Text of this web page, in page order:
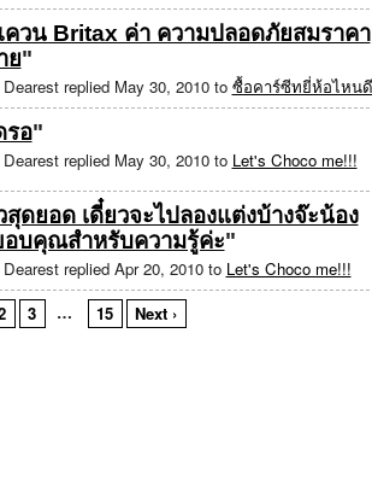
ควน Britax ค่า ความปลอดภัยสมราคา
ย"
replied May 30, 2010 to ซื้อคาร์ซีทยี่ห้อไหนดี
รอ"
replied May 30, 2010 to Let's Choco me!!!
สุดยอด เดี๋ยวจะไปลองแต่งบ้างจ๊ะน้อง
บคุณสำหรับความรู้ค่ะ"
replied Apr 20, 2010 to Let's Choco me!!!
3 … 15 Next ›